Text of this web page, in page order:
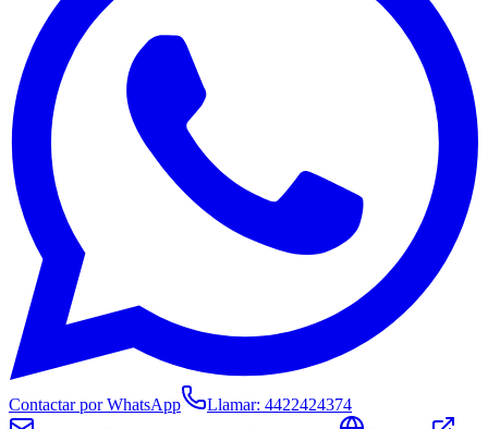
Contactar por WhatsApp Llamar: 4422424374